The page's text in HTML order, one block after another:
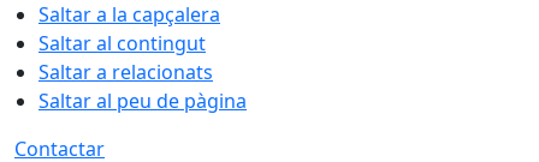
Saltar a la capçalera
Saltar al contingut
Saltar a relacionats
Saltar al peu de pàgina
Contactar